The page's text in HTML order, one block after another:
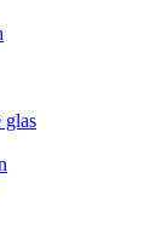
glas